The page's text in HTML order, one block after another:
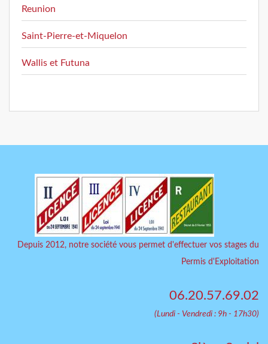
Reunion
Saint-Pierre-et-Miquelon
Wallis et Futuna
Depuis 2012, notre société vous permet d'effectuer vos stages du
Permis d'Exploitation
06.20.57.69.02
(Lundi - Vendredi : 9h - 17h30)